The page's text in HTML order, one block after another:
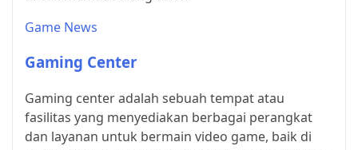
Game News
Gaming Center
Gaming center adalah sebuah tempat atau
fasilitas yang menyediakan berbagai perangkat
dan layanan untuk bermain video game, baik di